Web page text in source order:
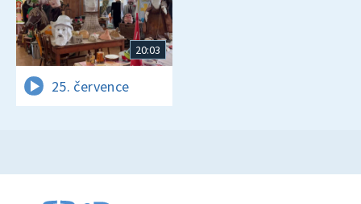
20:03
25. července